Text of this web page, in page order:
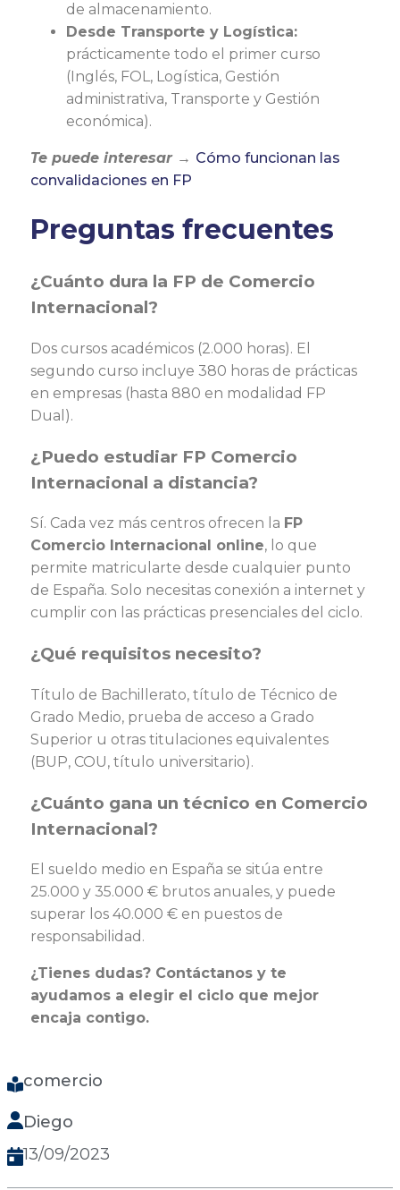
de almacenamiento.
Desde Transporte y Logística:
prácticamente todo el primer curso
(Inglés, FOL, Logística, Gestión
administrativa, Transporte y Gestión
económica).
Te puede interesar → Cómo funcionan las
convalidaciones en FP
Preguntas frecuentes
¿Cuánto dura la FP de Comercio
Internacional?
Dos cursos académicos (2.000 horas). El
segundo curso incluye 380 horas de prácticas
en empresas (hasta 880 en modalidad FP
Dual).
¿Puedo estudiar FP Comercio
Internacional a distancia?
Sí. Cada vez más centros ofrecen la FP
Comercio Internacional online, lo que
permite matricularte desde cualquier punto
de España. Solo necesitas conexión a internet y
cumplir con las prácticas presenciales del ciclo.
¿Qué requisitos necesito?
Título de Bachillerato, título de Técnico de
Grado Medio, prueba de acceso a Grado
Superior u otras titulaciones equivalentes
(BUP, COU, título universitario).
¿Cuánto gana un técnico en Comercio
Internacional?
El sueldo medio en España se sitúa entre
25.000 y 35.000 € brutos anuales, y puede
superar los 40.000 € en puestos de
responsabilidad.
¿Tienes dudas? Contáctanos y te
ayudamos a elegir el ciclo que mejor
encaja contigo.
comercio
Diego
13/09/2023